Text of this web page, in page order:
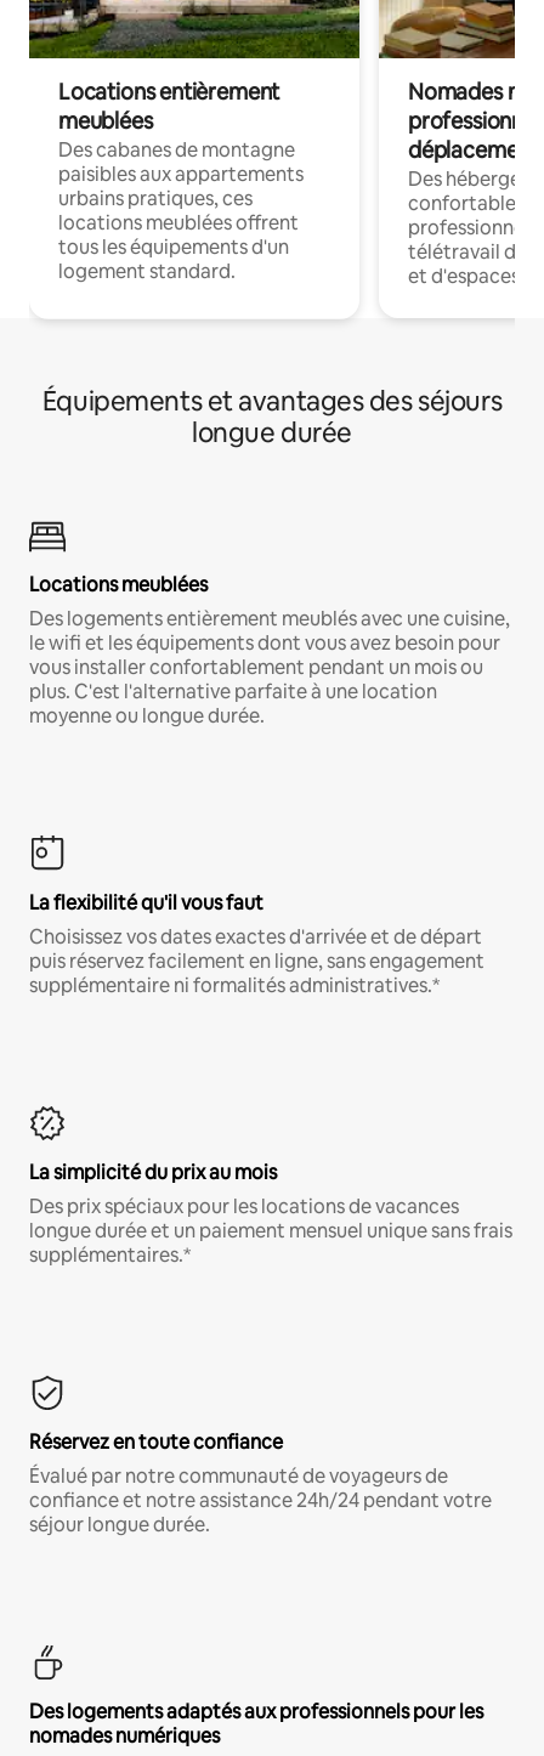
Locations entièrement
meublées
Des cabanes de montagne
paisibles aux appartements
urbains pratiques, ces
locations meublées offrent
tous les équipements d'un
logement standard.
Nomades
déplacement
Des
confortables
professionnels
télétravail
et d'espaces
Équipements et avantages des séjours
longue durée
Locations meublées
Des logements entièrement meublés avec une cuisine,
le wifi et les équipements dont vous avez besoin pour
vous installer confortablement pendant un mois ou
plus. C'est l'alternative parfaite à une location
moyenne ou longue durée.
La flexibilité qu'il vous faut
Choisissez vos dates exactes d'arrivée et de départ
puis réservez facilement en ligne, sans engagement
supplémentaire ni formalités administratives.*
La simplicité du prix au mois
Des prix spéciaux pour les locations de vacances
longue durée et un paiement mensuel unique sans frais
supplémentaires.*
Réservez en toute confiance
Évalué par notre communauté de voyageurs de
confiance et notre assistance 24h/24 pendant votre
séjour longue durée.
Des logements adaptés aux professionnels pour les
nomades numériques